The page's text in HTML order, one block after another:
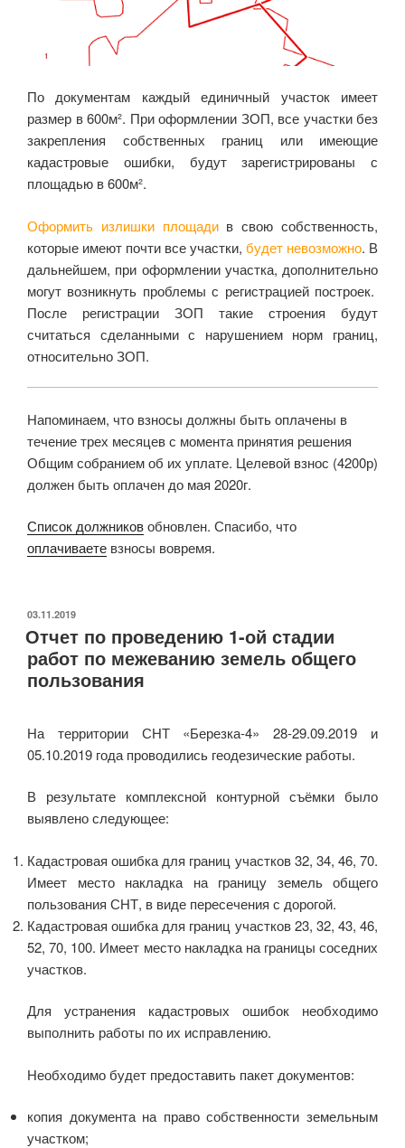
По документам каждый единичный участок имеет
размер в 600м². При оформлении ЗОП, все участки без
закрепления собственных границ или имеющие
кадастровые ошибки, будут зарегистрированы с
площадью в 600м².
Оформить излишки площадив свою собственность,
которые имеют почти все участки, будет невозможно. В
дальнейшем, при оформлении участка, дополнительно
могут возникнуть проблемы с регистрацией построек.
После регистрации ЗОП такие строения будут
считаться сделанными с нарушением норм границ,
относительно ЗОП.
Напоминаем, что взносы должны быть оплачены в
течение трех месяцев с момента принятия решения
Общим собранием об их уплате. Целевой взнос (4200р)
должен быть оплачен до мая 2020г.
Список должниковобновлен. Спасибо, что
оплачиваете взносы вовремя.
ОПУБЛИКОВАНО
03.11.2019
Отчет по проведению 1-ой стадии
работ по межеванию земель общего
пользования
На территории СНТ «Березка-4» 28-29.09.2019 и
05.10.2019 года проводились геодезические работы.
В результате комплексной контурной съёмки было
выявлено следующее:
Кадастровая ошибка для границ участков 32, 34, 46, 70.
Имеет место накладка на границу земель общего
пользования СНТ, в виде пересечения с дорогой.
Кадастровая ошибка для границ участков 23, 32, 43, 46,
52, 70, 100. Имеет место накладка на границы соседних
участков.
Для устранения кадастровых ошибок необходимо
выполнить работы по их исправлению.
Необходимо будет предоставить пакет документов:
копия документа на право собственности земельным
участком;